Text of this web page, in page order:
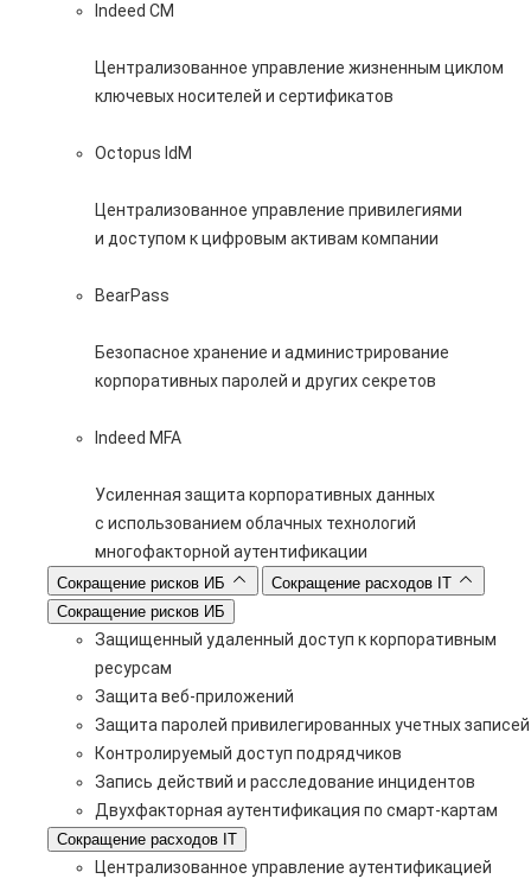
Indeed CM
Централизованное управление жизненным циклом
ключевых носителей и сертификатов
Octopus IdM
Централизованное управление привилегиями
и доступом к цифровым активам компании
BearPass
Безопасное хранение и администрирование
корпоративных паролей и других секретов
Indeed MFA
Усиленная защита корпоративных данных
с использованием облачных технологий
многофакторной аутентификации
Сокращение рисков ИБ
Сокращение расходов IT
Сокращение рисков ИБ
Защищенный удаленный доступ к корпоративным
ресурсам
Защита веб-приложений
Защита паролей привилегированных учетных записей
Контролируемый доступ подрядчиков
Запись действий и расследование инцидентов
Двухфакторная аутентификация по смарт-картам
Сокращение расходов IT
Централизованное управление аутентификацией